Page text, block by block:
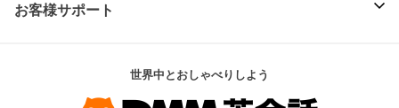
お客様サポート
世界中とおしゃべりしよう